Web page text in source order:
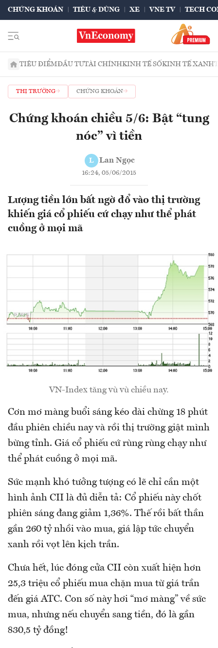
CHỨNG KHOÁN TIÊU & DÙNG XE VNE TV TECH
TIÊU ĐIỂMĐẦU TƯTÀI CHÍNHKINH TẾ SỐKINH TẾ XANH
THỊ TRƯỜNG CHỨNG KHOÁN
Chứng khoán chiều 5/6: Bật “tung
nóc” vì tiền
L Lan Ngọc
16:24, 05/06/2015
Lượng tiền lớn bất ngờ đổ vào thị trường
khiến giá cổ phiếu cứ chạy như thể phát
cuồng ở mọi mã
VN-Index tăng vù vù chiều nay.
Cơn mơ màng buổi sáng kéo dài chừng 18 phút
đầu phiên chiều nay và rồi thị trường giật mình
bừng tỉnh. Giá cổ phiếu cứ rùng rùng chạy như
thể phát cuồng ở mọi mã.
Sức mạnh khó tưởng tượng có lẽ chỉ cần một
hình ảnh CII là đủ diễn tả: Cổ phiếu này chốt
phiên sáng đang giảm 1,36%. Thế rồi bất thần
gần 260 tỷ nhồi vào mua, giá lập tức chuyển
xanh rồi vọt lên kịch trần.
Chưa hết, lúc đóng cửa CII còn xuất hiện hơn
25,3 triệu cổ phiếu mua chặn mua từ giá trần
đến giá ATC. Con số này hơi “mơ màng” về sức
mua, nhưng nếu chuyển sang tiền, đó là gần
830,5 tỷ đồng!